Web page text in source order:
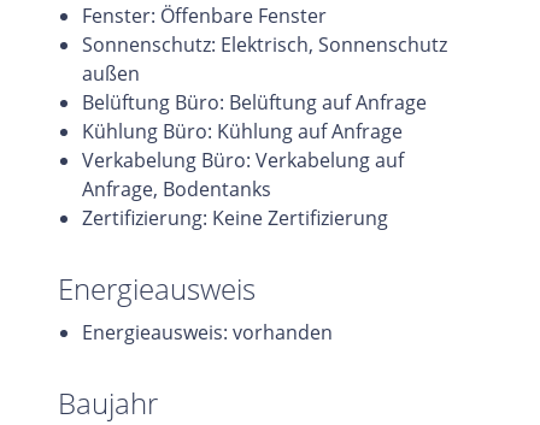
Fenster: Öffenbare Fenster
Sonnenschutz: Elektrisch, Sonnenschutz
außen
Belüftung Büro: Belüftung auf Anfrage
Kühlung Büro: Kühlung auf Anfrage
Verkabelung Büro: Verkabelung auf
Anfrage, Bodentanks
Zertifizierung: Keine Zertifizierung
Energieausweis
Energieausweis: vorhanden
Baujahr